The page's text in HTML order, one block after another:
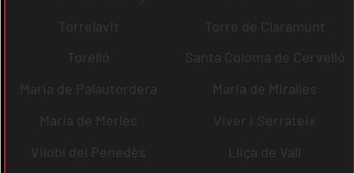
Torrelavit
Torre de Claramunt
Torelló
Santa Coloma de Cervelló
Maria de Palautordera
Maria de Miralles
Maria de Merlès
Viver i Serrateix
Vilobí del Penedès
Lliçà de Vall